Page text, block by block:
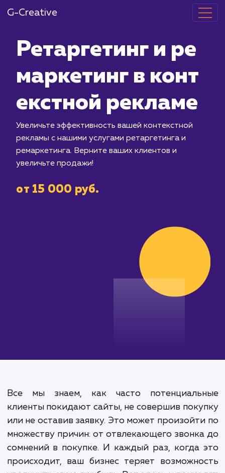
G-Creative
Ретаргетинг
маркетинг в
екстной
рекламы с нашими услугами
Все мы знаем, как часто
клиенты покидают сайты, не совершив
или не оставив заявку. Это может